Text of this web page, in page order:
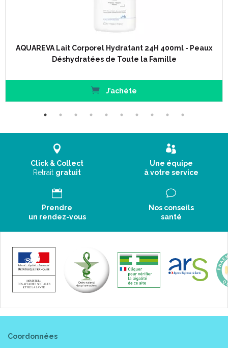
AQUAREVA Lait Corporel Hydratant 24H 400ml - Peaux
Déshydratées de Toute la Famille
J’achète
Click & Collect
Retrait gratuit
Une équipe
à votre service
Prendre
un rendez-vous
Nos conseils
santé
Coordonnées